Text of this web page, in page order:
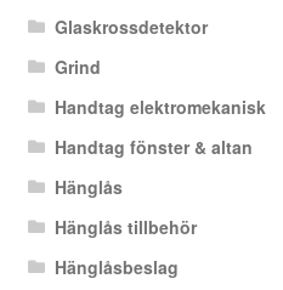
Glaskrossdetektor
Grind
Handtag elektromekanisk
Handtag fönster & altan
Hänglås
Hänglås tillbehör
Hänglåsbeslag